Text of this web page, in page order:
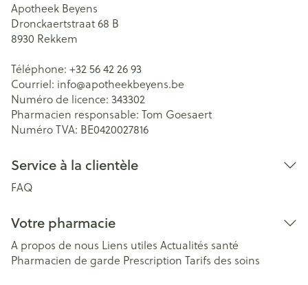
Apotheek Beyens
Dronckaertstraat 68 B
8930 Rekkem
Téléphone: +32 56 42 26 93
Courriel: info@apotheekbeyens.be
Numéro de licence: 343302
Pharmacien responsable: Tom Goesaert
Numéro TVA: BE0420027816
Service à la clientèle
FAQ
Votre pharmacie
A propos de nous Liens utiles Actualités santé
Pharmacien de garde Prescription Tarifs des soins